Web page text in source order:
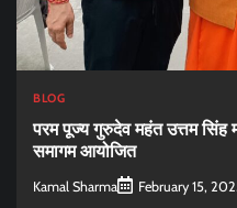
BLOG
परम पूज्य गुरुदेव महंत उत्तम सिंह
समागम आयोजित
Kamal Sharma February 15,